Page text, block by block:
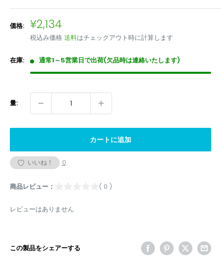
ま
ん
価格: 販
売
価
格
¥2,134
税込み価格 送料はチェックアウト時に計算します
在庫: 通常1～5営業日で出荷(欠品時は連絡いたします)
量:
カートに追加
いいね！ 0
商品レビュー： ( 0 )
レビューはありません
この製品をシェアーする